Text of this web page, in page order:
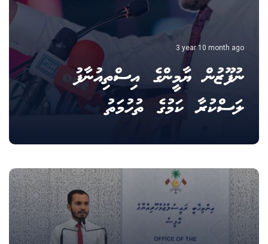
3 year 10 month ago
ނުފޫޒުން ޔާމީންގެ އިސްތިއުނާފު
ލަސްކުރާ ކަމުގެ ތުހުމަތު